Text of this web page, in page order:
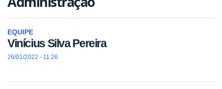
EQUIPE
Vinícius Silva Pereira
26/01/2022 - 11:26